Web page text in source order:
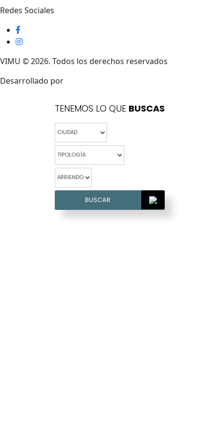
Redes Sociales
VIMU © 2026. Todos los derechos reservados
Desarrollado por
TENEMOS LO QUE BUSCAS
BUSCAR